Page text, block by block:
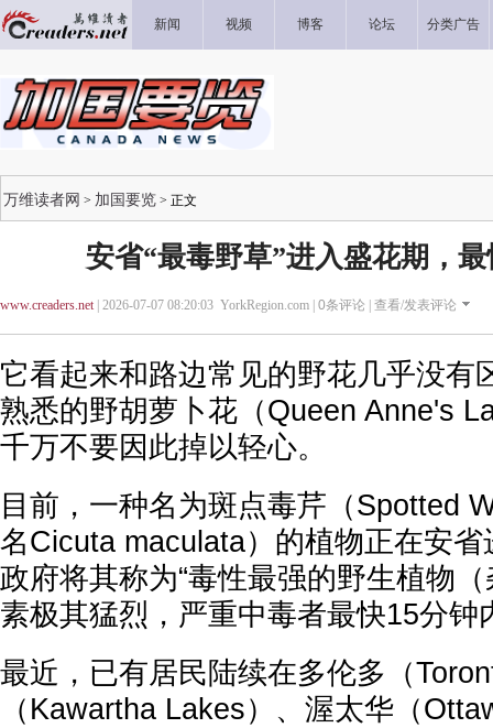
新闻 视频 博客 论坛 分类广告
万维读者网 > 加国要览 > 正文
安省“最毒野草”进入盛花期，
www.creaders.net| 2026-07-07 08:20:03 YorkRegion.com | 0条评论 | 查看/发表评论
它看起来和路边常见的野花几乎没有
熟悉的野胡萝卜花（Queen Anne's
千万不要因此掉以轻心。
目前，一种名为斑点毒芹（Spotted
名Cicuta maculata）的植物正在安
政府将其称为“毒性最强的野生植物
素极其猛烈，严重中毒者最快15分钟
最近，已有居民陆续在多伦多（
（Kawartha Lakes）、渥太华（